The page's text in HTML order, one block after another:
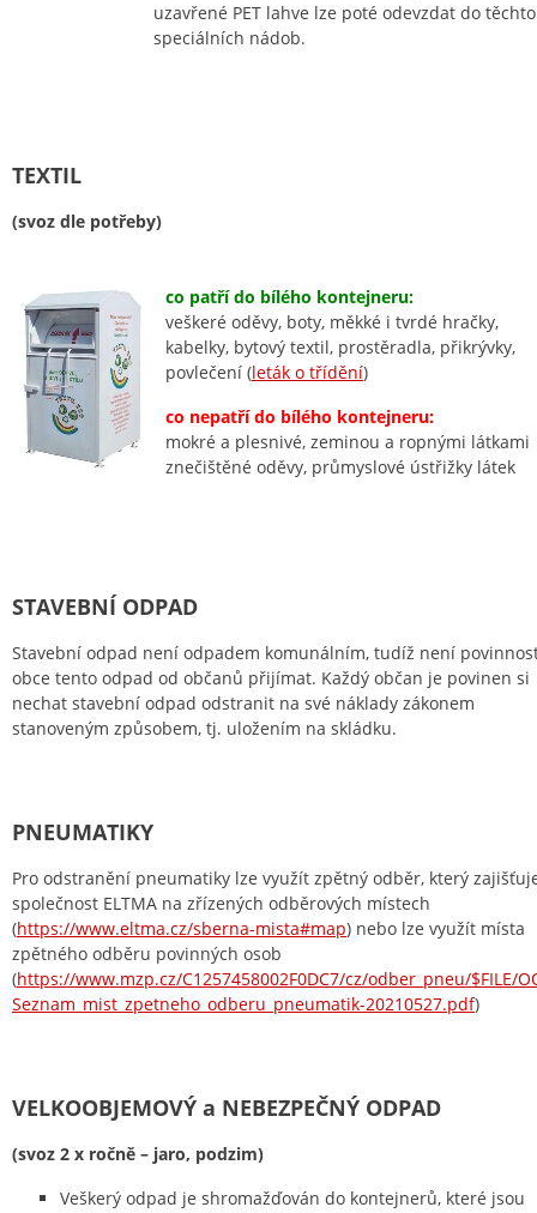
uzavřené PET lahve lze poté odevzdat do těchto
speciálních nádob.
TEXTIL
(svoz dle potřeby)
co patří do bílého kontejneru:
veškeré oděvy, boty, měkké i tvrdé hračky,
kabelky, bytový textil, prostěradla, přikrývky,
povlečení (leták o třídění)
co nepatří do bílého kontejneru:
mokré a plesnivé, zeminou a ropnými látkami
znečištěné oděvy, průmyslové ústřižky látek
STAVEBNÍ ODPAD
Stavební odpad není odpadem komunálním, tudíž není
obce tento odpad od občanů přijímat. Každý občan je povinen si
nechat stavební odpad odstranit na své náklady zákonem
stanoveným způsobem, tj. uložením na skládku.
PNEUMATIKY
Pro odstranění pneumatiky lze využít zpětný odběr, který
společnost ELTMA na zřízených odběrových místech
(https://www.eltma.cz/sberna-mista#map) nebo lze využít místa
zpětného odběru povinných osob
(https://www.mzp.cz/C1257458002F0DC7/cz/odber_pneu/$FILE/
Seznam_mist_zpetneho_odberu_pneumatik-20210527.pdf)
VELKOOBJEMOVÝ a NEBEZPEČNÝ ODPAD
(svoz 2 x ročně – jaro, podzim)
Veškerý odpad je shromažďován do kontejnerů, které jsou